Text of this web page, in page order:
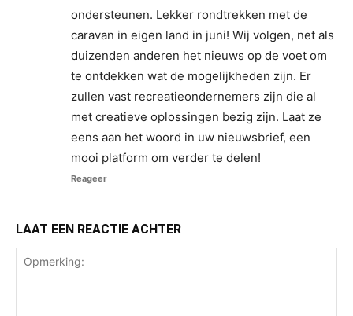
ondersteunen. Lekker rondtrekken met de
caravan in eigen land in juni! Wij volgen, net als
duizenden anderen het nieuws op de voet om
te ontdekken wat de mogelijkheden zijn. Er
zullen vast recreatieondernemers zijn die al
met creatieve oplossingen bezig zijn. Laat ze
eens aan het woord in uw nieuwsbrief, een
mooi platform om verder te delen!
Reageer
LAAT EEN REACTIE ACHTER